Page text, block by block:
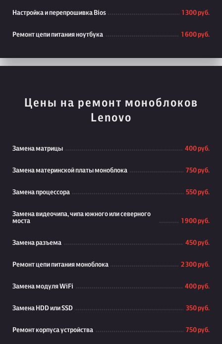
Настройка и перепрошивка Bios 1 300 руб.
Ремонт цепи питания ноутбука 1 600 руб.
Цены на ремонт моноблоков
Lenovo
Замена матрицы 400 руб.
Замена материнской платы моноблока 750 руб.
Замена процессора 550 руб.
Замена видеочипа, чипа южного или северного
моста
1 900 руб.
Замена разъема 450 руб.
Ремонт цепи питания моноблока 2 300 руб.
Замена модуля WiFi 400 руб.
Замена HDD или SSD 350 руб.
Ремонт корпуса устройства 750 руб.